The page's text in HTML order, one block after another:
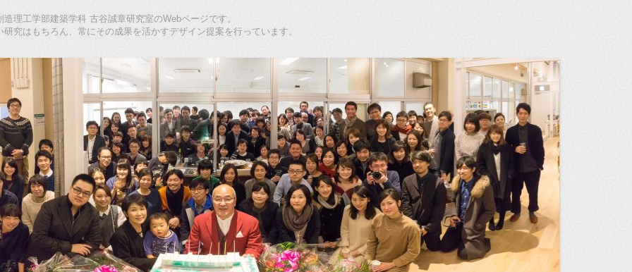
理工学部建築学科 古谷誠章研究室のWebページです。
究はもちろん、常にその成果を活かすデザイン提案を行っています。